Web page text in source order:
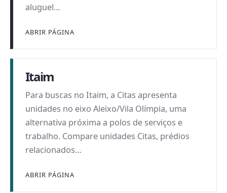
aluguel…
ABRIR PÁGINA
Itaim
Para buscas no Itaim, a Citas apresenta
unidades no eixo Aleixo/Vila Olímpia, uma
alternativa próxima a polos de serviços e
trabalho. Compare unidades Citas, prédios
relacionados…
ABRIR PÁGINA